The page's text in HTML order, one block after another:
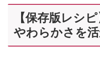
【保存版レシ
やわらかさを